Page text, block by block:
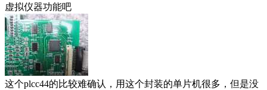
虚拟仪器功能吧
这个plcc44的比较难确认，用这个封装的单片机很多，但是没